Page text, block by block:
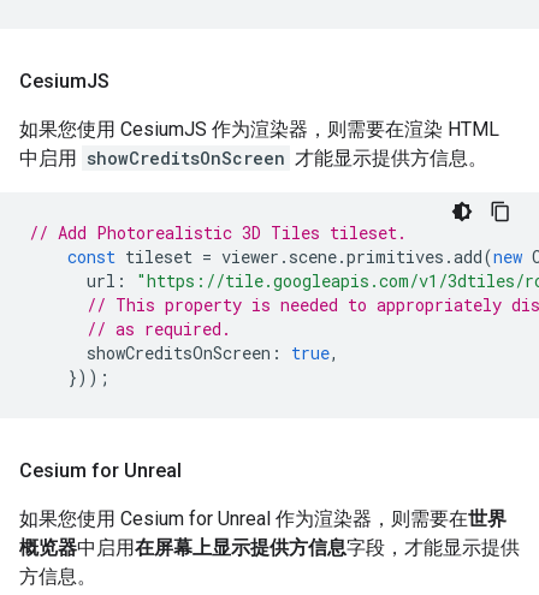
CesiumJS
如果您使用 CesiumJS 作为渲染器，则需要在渲染 HTML
中启用 showCreditsOnScreen 才能显示提供方信息。
// Add Photorealistic 3D Tiles tileset.
const tileset = viewer . scene.primitives .add(new
url :
"https://tile.googleapis.com/v1/3dtiles/
// This property is needed to appropriately
// as required.
showCreditsOnScreen : true,
}));
Cesium for Unreal
如果您使用 Cesium for Unreal 作为渲染器，则需要在世界
概览器中启用在屏幕上显示提供方信息字段，才能显示提供
方信息。